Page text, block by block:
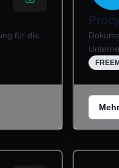
für die